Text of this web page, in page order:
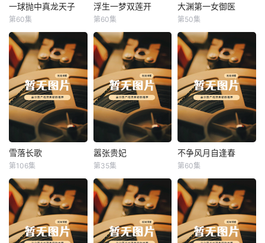
一球抛中真龙天子
一球抛中真龙天子
第60集
浮生一梦双莲开
浮生一梦双莲开
第60集
大渊第一女御医
大渊第一女御医
第50集
雪落长歌
雪落长歌
第106集
嚣张贵妃
嚣张贵妃
第35集
不争风月自逢春
不争风月自逢春
第60集